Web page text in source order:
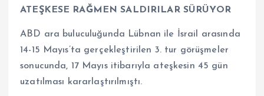
ATEŞKESE RAĞMEN SALDIRILAR SÜRÜYOR
ABD ara buluculuğunda Lübnan ile İsrail arasında
14-15 Mayıs’ta gerçekleştirilen 3. tur görüşmeler
sonucunda, 17 Mayıs itibarıyla ateşkesin 45 gün
uzatılması kararlaştırılmıştı.